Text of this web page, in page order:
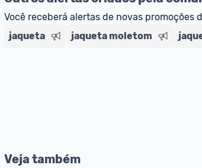
Você receberá alertas de novas promoções
jaqueta
jaqueta moletom
Veja também